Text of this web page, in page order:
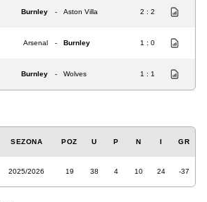
Burnley - Aston Villa 2 : 2
Arsenal - Burnley 1 : 0
Burnley - Wolves 1 : 1
SEZONA POZ U P N I GR
2025/2026 19 38 4 10 24 -37